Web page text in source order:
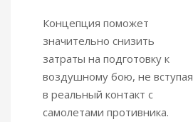
Концепция поможет
значительно снизить
затраты на подготовку к
воздушному бою, не вступая
в реальный контакт с
самолетами противника.